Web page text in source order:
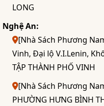
LONG
Nghệ An:
[Nhà Sách Phương
Vinh, Đại lộ V.I.Lenin,
TẬP THÀNH PHỐ VINH
[Nhà Sách Phương
PHƯỜNG HƯNG BÌNH